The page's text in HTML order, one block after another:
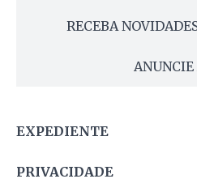
RECEBA
EXPEDIENTE
PRIVACIDADE